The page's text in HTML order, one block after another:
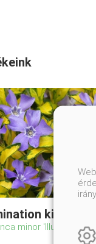
kis
minor 'Illumination'